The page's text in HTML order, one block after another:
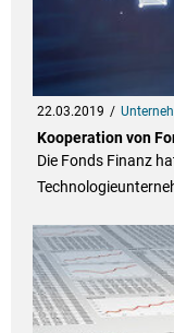
22.03.2019
Kooperation von
Die Fonds Finanz